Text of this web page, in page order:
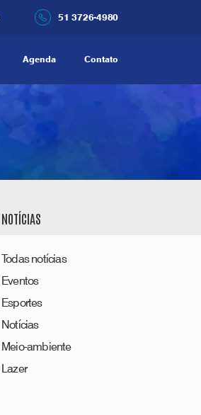
51 3726-4980
Agenda Contato
NOTÍCIAS
Todas notícias
Eventos
Esportes
Notícias
Meio-ambiente
Lazer